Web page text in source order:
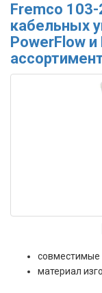
Fremco
кабельных
PowerFlow и
совместимые
материал